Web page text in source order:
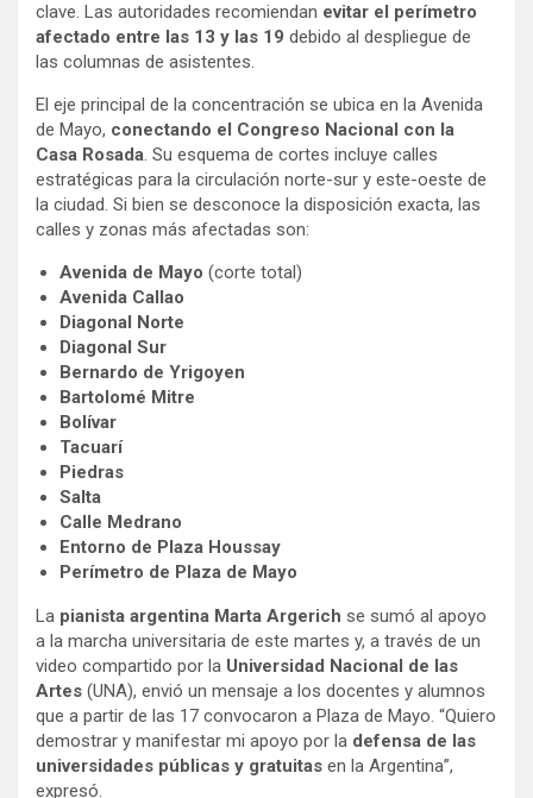
clave. Las autoridades recomiendan evitar el perímetro
afectado entre las 13 y las 19 debido al despliegue de
las columnas de asistentes.
El eje principal de la concentración se ubica en la Avenida
de Mayo, conectando el Congreso Nacional con la
Casa Rosada. Su esquema de cortes incluye calles
estratégicas para la circulación norte-sur y este-oeste de
la ciudad. Si bien se desconoce la disposición exacta, las
calles y zonas más afectadas son:
Avenida de Mayo (corte total)
Avenida Callao
Diagonal Norte
Diagonal Sur
Bernardo de Yrigoyen
Bartolomé Mitre
Bolívar
Tacuarí
Piedras
Salta
Calle Medrano
Entorno de Plaza Houssay
Perímetro de Plaza de Mayo
La pianista argentina Marta Argerich se sumó al apoyo
a la marcha universitaria de este martes y, a través de un
video compartido por la Universidad Nacional de las
Artes (UNA), envió un mensaje a los docentes y alumnos
que a partir de las 17 convocaron a Plaza de Mayo. “Quiero
demostrar y manifestar mi apoyo por la defensa de las
universidades públicas y gratuitas en la Argentina”,
expresó.